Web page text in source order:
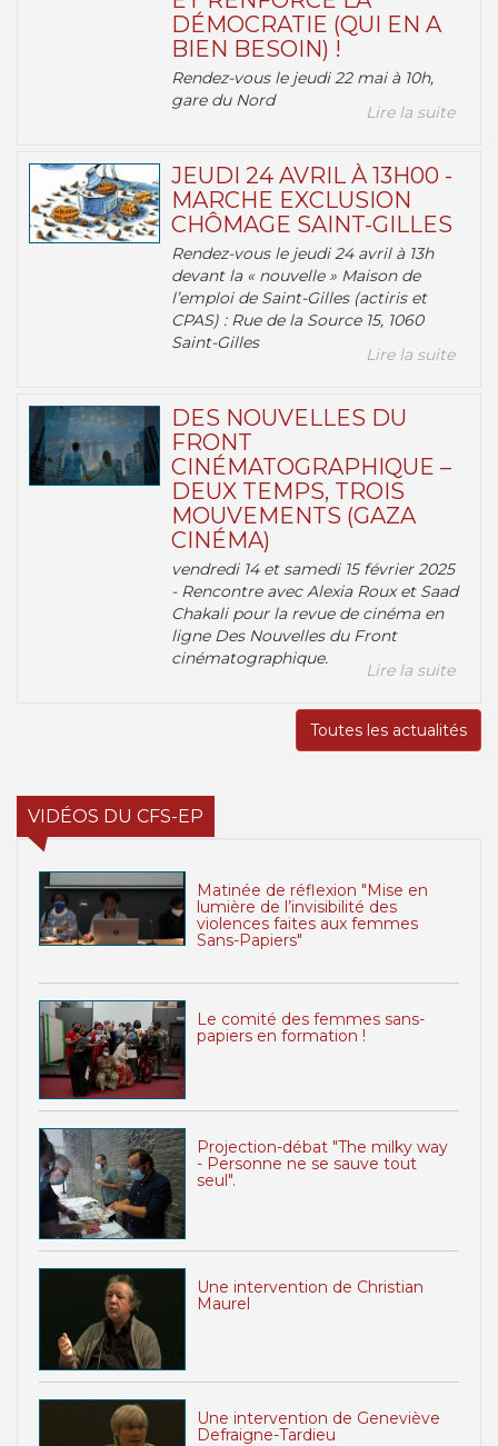
DÉMOCRATIE (QUI EN A
BIEN BESOIN) !
Rendez-vous le jeudi 22 mai à 10h,
gare du Nord
Lire la suite
JEUDI 24 AVRIL À 13H00 -
MARCHE EXCLUSION
CHÔMAGE SAINT-GILLES
Rendez-vous le jeudi 24 avril à 13h
devant la « nouvelle » Maison de
l’emploi de Saint-Gilles (actiris et
CPAS) : Rue de la Source 15, 1060
Saint-Gilles
Lire la suite
DES NOUVELLES DU
FRONT
CINÉMATOGRAPHIQUE –
DEUX TEMPS, TROIS
MOUVEMENTS (GAZA
CINÉMA)
vendredi 14 et samedi 15 février 2025
- Rencontre avec Alexia Roux et Saad
Chakali pour la revue de cinéma en
ligne Des Nouvelles du Front
cinématographique.
Lire la suite
Toutes les actualités
VIDÉOS DU CFS-EP
Matinée de réflexion "Mise en
lumière de l’invisibilité des
violences faites aux femmes
Sans-Papiers"
Le comité des femmes sans-
papiers en formation !
Projection-débat "The milky way
- Personne ne se sauve tout
seul".
Une intervention de Christian
Maurel
Une intervention de Geneviève
Defraigne-Tardieu